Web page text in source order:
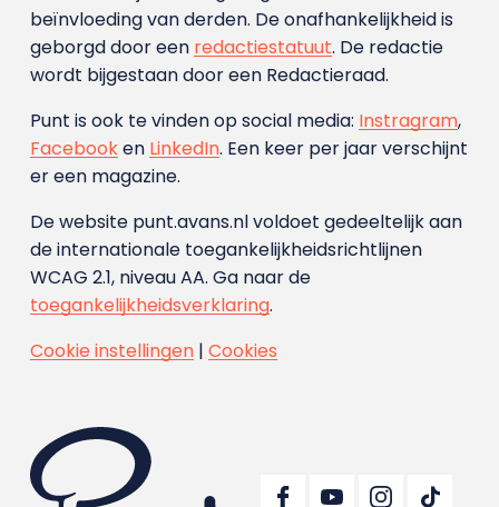
beïnvloeding van derden. De onafhankelijkheid is
geborgd door een redactiestatuut. De redactie
wordt bijgestaan door een Redactieraad.
Punt is ook te vinden op social media: Instragram,
Facebooken LinkedIn. Een keer per jaar verschijnt
er een magazine.
De website punt.avans.nl voldoet gedeeltelijk aan
de internationale toegankelijkheidsrichtlijnen
WCAG 2.1, niveau AA. Ga naar de
toegankelijkheidsverklaring.
Cookie instellingen| Cookies